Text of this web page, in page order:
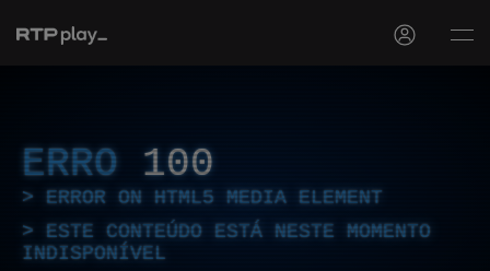
ERRO 100
ERROR ON HTML5 MEDIA ELEMENT
ESTE CONTEÚDO ESTÁ NESTE MOMENTO
INDISPONÍVEL